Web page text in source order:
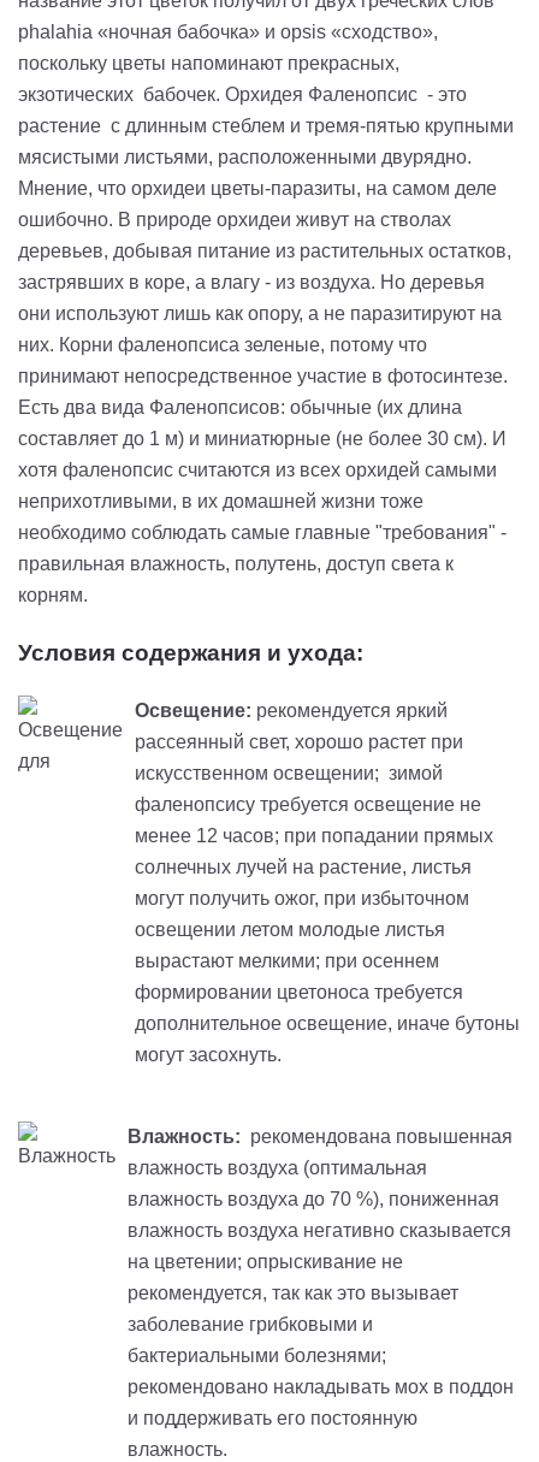
phalahia «ночная бабочка» и opsis «сходство»,
поскольку цветы напоминают прекрасных,
экзотических бабочек. Орхидея Фаленопсис - это
растение с длинным стеблем и тремя-пятью крупными
мясистыми листьями, расположенными двурядно.
Мнение, что орхидеи цветы-паразиты, на самом деле
ошибочно. В природе орхидеи живут на стволах
деревьев, добывая питание из растительных остатков,
застрявших в коре, а влагу - из воздуха. Но деревья
они используют лишь как опору, а не паразитируют на
них. Корни фаленопсиса зеленые, потому что
принимают непосредственное участие в фотосинтезе.
Есть два вида Фаленопсисов: обычные (их длина
составляет до 1 м) и миниатюрные (не более 30 см). И
хотя фаленопсис считаются из всех орхидей самыми
неприхотливыми, в их домашней жизни тоже
необходимо соблюдать самые главные "требования" -
правильная влажность, полутень, доступ света к
корням.
Условия содержания и ухода:
Освещение: рекомендуется яркий
рассеянный свет, хорошо растет при
искусственном освещении; зимой
фаленопсису требуется освещение не
менее 12 часов; при попадании прямых
солнечных лучей на растение, листья
могут получить ожог, при избыточном
освещении летом молодые листья
вырастают мелкими; при осеннем
формировании цветоноса требуется
дополнительное освещение, иначе бутоны
могут засохнуть.
Влажность: рекомендована повышенная
влажность воздуха (оптимальная
влажность воздуха до 70 %), пониженная
влажность воздуха негативно сказывается
на цветении; опрыскивание не
рекомендуется, так как это вызывает
заболевание грибковыми и
бактериальными болезнями;
рекомендовано накладывать мох в поддон
и поддерживать его постоянную
влажность.